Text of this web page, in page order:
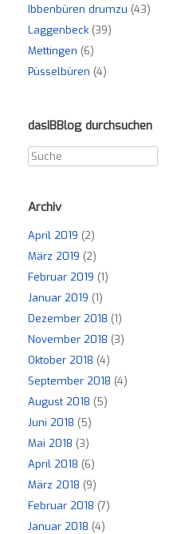
Ibbenbüren drumzu (43)
Laggenbeck (39)
Mettingen (6)
Püsselbüren (4)
dasIBBlog durchsuchen
Archiv
April 2019 (2)
März 2019 (2)
Februar 2019 (1)
Januar 2019 (1)
Dezember 2018 (1)
November 2018 (3)
Oktober 2018 (4)
September 2018 (4)
August 2018 (5)
Juni 2018 (5)
Mai 2018 (3)
April 2018 (6)
März 2018 (9)
Februar 2018 (7)
Januar 2018 (4)